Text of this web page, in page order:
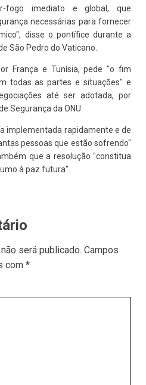
fogo imediato e global, que
necessárias para fornecer
disse o pontífice durante a
São Pedro do Vaticano.
França e Tunísia, pede "o fim
todas as partes e situações" e
até ser adotada, por
Segurança da ONU.
implementada rapidamente e de
pessoas que estão sofrendo"
que a resolução "constitua
à paz futura".
será publicado. Campos
com *